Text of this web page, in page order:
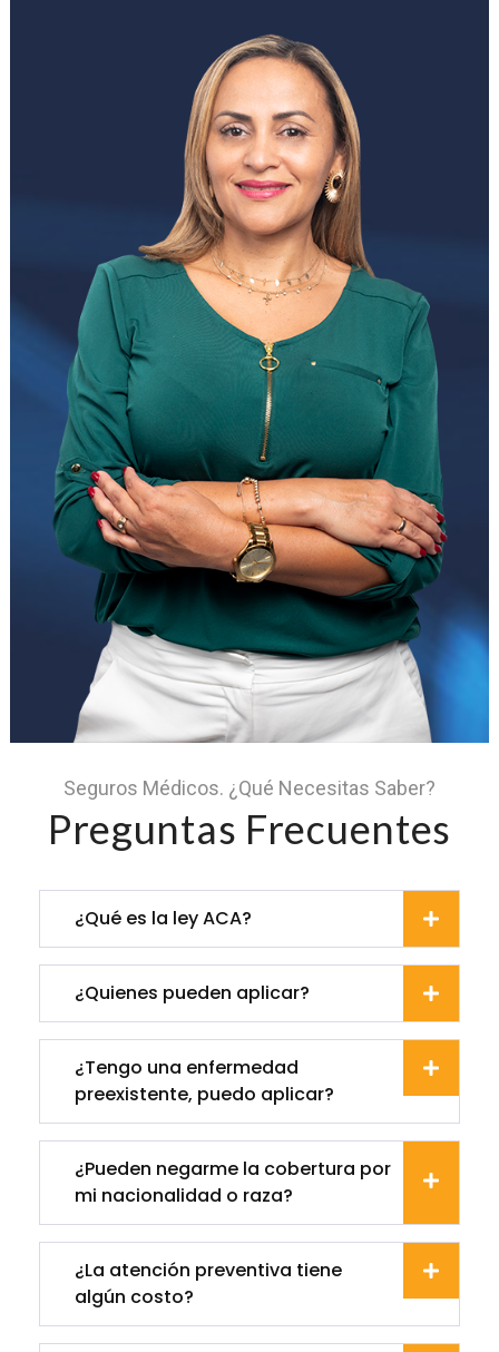
Seguros Médicos. ¿Qué Necesitas Saber?
Preguntas Frecuentes
¿Qué es la ley ACA?
¿Quienes pueden aplicar?
¿Tengo una enfermedad
preexistente, puedo aplicar?
¿Pueden negarme la cobertura por
mi nacionalidad o raza?
¿La atención preventiva tiene
algún costo?